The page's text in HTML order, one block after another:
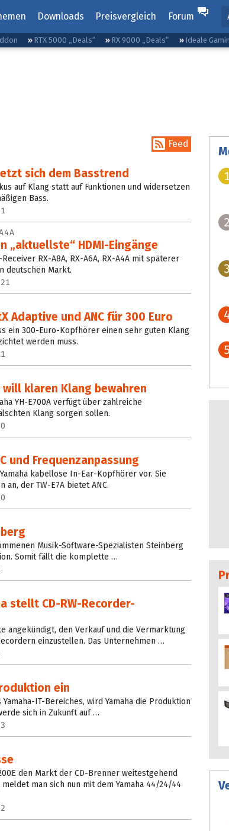
Downloads Preisvergleich Forum
RTX 5000 „Deals“ RX 9000 „Deals“ Ideale
Feed
sich dem Basstrend
auf Klang statt auf Funktionen und widersetzen
Bass.
„aktuellste“ HDMI-Eingänge
RX-A8A, RX-A6A, RX-A4A mit späterer
deutschen Markt.
Adaptive und ANC für 300 Euro
ein 300-Euro-Kopfhörer einen sehr guten Klang
werden muss.
will klaren Klang bewahren
YH-E700A verfügt über zahlreiche
Klang sorgen sollen.
und Frequenzanpassung
kabellose In-Ear-Kopfhörer vor. Sie
an, der TW-E7A bietet ANC.
Musik-Software-Spezialisten Steinberg
Somit fällt die komplette …
stellt CD-RW-Recorder-
angekündigt, den Verkauf und die Vermarktung
einzustellen. Das Unternehmen …
ein
IT-Bereiches, wird Yamaha die Produktion
sich in Zukunft auf …
den Markt der CD-Brenner weitestgehend
man sich nun mit dem Yamaha 44/24/44
1
2
3
5